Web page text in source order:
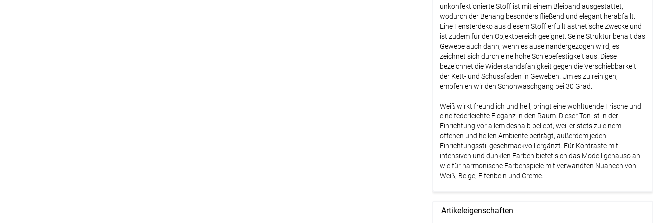
unkonfektionierte Stoff ist mit einem Bleiband ausgestattet,
wodurch der Behang besonders fließend und elegant herabfällt.
Eine Fensterdeko aus diesem Stoff erfüllt ästhetische Zwecke und
ist zudem für den Objektbereich geeignet. Seine Struktur behält das
Gewebe auch dann, wenn es auseinandergezogen wird, es
zeichnet sich durch eine hohe Schiebefestigkeit aus. Diese
bezeichnet die Widerstandsfähigkeit gegen die Verschiebbarkeit
der Kett- und Schussfäden in Geweben. Um es zu reinigen,
empfehlen wir den Schonwaschgang bei 30 Grad.
Weiß wirkt freundlich und hell, bringt eine wohltuende Frische und
eine federleichte Eleganz in den Raum. Dieser Ton ist in der
Einrichtung vor allem deshalb beliebt, weil er stets zu einem
offenen und hellen Ambiente beiträgt, außerdem jeden
Einrichtungsstil geschmackvoll ergänzt. Für Kontraste mit
intensiven und dunklen Farben bietet sich das Modell genauso an
wie für harmonische Farbenspiele mit verwandten Nuancen von
Weiß, Beige, Elfenbein und Creme.
Artikeleigenschaften